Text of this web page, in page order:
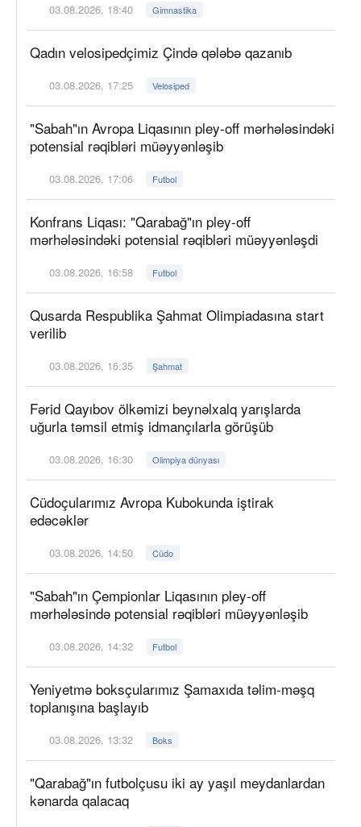
03.08.2026, 18:40 Gimnastika
Qadın velosipedçimiz Çində qələbə qazanıb
03.08.2026, 17:25 Velosiped
"Sabah"ın Avropa Liqasının pley-off mərhələsindəki
potensial rəqibləri müəyyənləşib
03.08.2026, 17:06 Futbol
Konfrans Liqası: "Qarabağ"ın pley-off
mərhələsindəki potensial rəqibləri müəyyənləşdi
03.08.2026, 16:58 Futbol
Qusarda Respublika Şahmat Olimpiadasına start
verilib
03.08.2026, 16:35 Şahmat
Fərid Qayıbov ölkəmizi beynəlxalq yarışlarda
uğurla təmsil etmiş idmançılarla görüşüb
03.08.2026, 16:30 Olimpiya dünyası
Cüdoçularımız Avropa Kubokunda iştirak
edəcəklər
03.08.2026, 14:50 Cüdo
"Sabah"ın Çempionlar Liqasının pley-off
mərhələsində potensial rəqibləri müəyyənləşib
03.08.2026, 14:32 Futbol
Yeniyetmə boksçularımız Şamaxıda təlim-məşq
toplanışına başlayıb
03.08.2026, 13:32 Boks
"Qarabağ"ın futbolçusu iki ay yaşıl meydanlardan
kənarda qalacaq